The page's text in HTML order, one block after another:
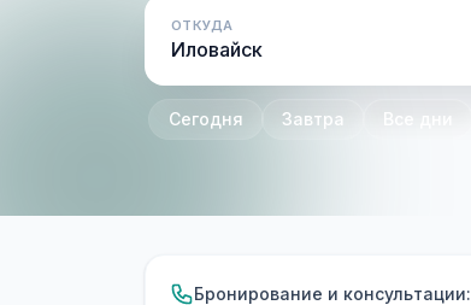
ОТКУДА
Сегодня Завтра Все дни
Бронирование и консультации: